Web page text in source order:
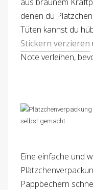
denen du
Tüten kannst du
Stickern verzieren
Note verleihen,
Eine einfache und
Pappbechern